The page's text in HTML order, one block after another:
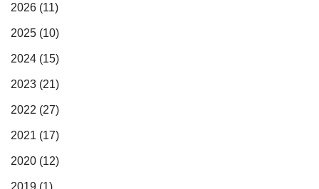
2026 (11)
2025 (10)
2024 (15)
2023 (21)
2022 (27)
2021 (17)
2020 (12)
2019 (1)